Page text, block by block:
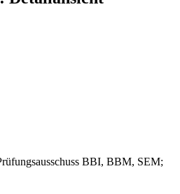
BBI, BBM, SEM;